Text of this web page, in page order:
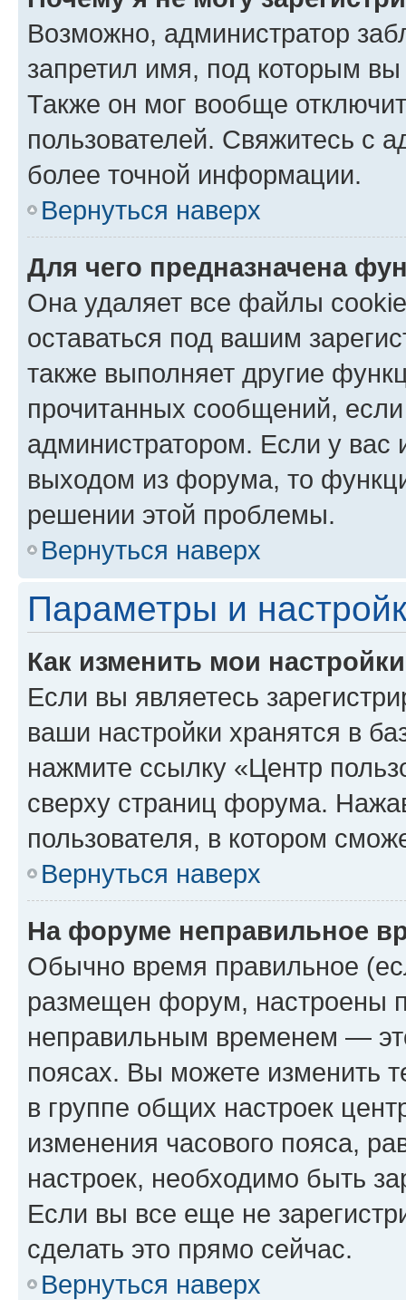
Возможно, администратор
запретил имя, под которым вы
Также он мог вообще
пользователей. Свяжитесь с
более точной информации.
Вернуться наверх
Для чего предназначена
Она удаляет все файлы
оставаться под вашим
также выполняет другие
прочитанных сообщений,
администратором. Если у
выходом из форума, то
решении этой проблемы.
Вернуться наверх
Параметры и
Как изменить мои
Если вы являетесь
ваши настройки хранятся в
нажмите ссылку «Центр
сверху страниц форума.
пользователя, в котором
Вернуться наверх
На форуме неправильное
Обычно время правильное
размещен форум, настроены
неправильным временем —
поясах. Вы можете изменить
в группе общих настроек
изменения часового пояса,
настроек, необходимо быть
Если вы все еще не
сделать это прямо сейчас.
Вернуться наверх